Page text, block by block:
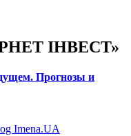
ІНВЕСТ»
Прогнозы и
Imena.UA